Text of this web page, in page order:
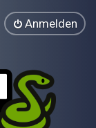
Anmelden